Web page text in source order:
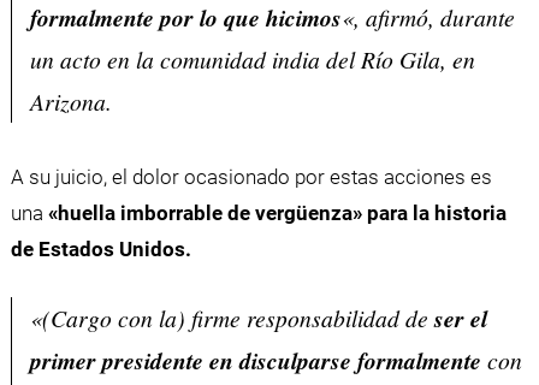
formalmente por lo que hicimos«, afirmó, durante
un acto en la comunidad india del Río Gila, en
Arizona.
A su juicio, el dolor ocasionado por estas acciones es
una «huella imborrable de vergüenza» para la historia
de Estados Unidos.
«(Cargo con la) firme responsabilidad deser el
primer presidente en disculparse formalmente con